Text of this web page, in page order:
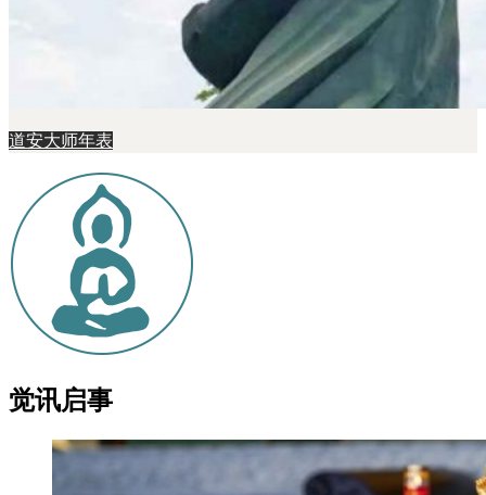
道安大师年表
觉讯启事